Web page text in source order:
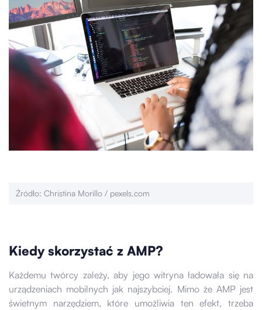
Źródło: Christina Morillo / pexels.com
Kiedy skorzystać z AMP?
Każdemu twórcy zależy, aby jego witryna ładowała się na
urządzeniach mobilnych jak najszybciej. Mimo że AMP jest
świetnym narzędziem, które umożliwia ten efekt, trzeba